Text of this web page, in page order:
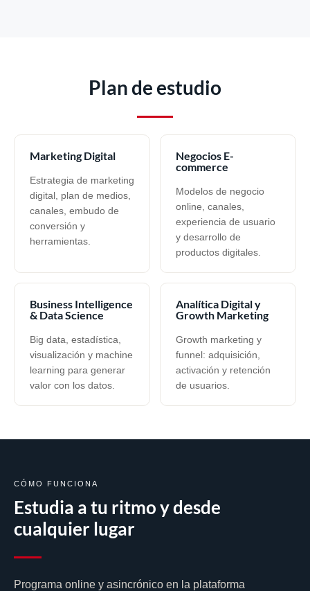
Plan de estudio
Marketing Digital
Estrategia de marketing
digital, plan de medios,
canales, embudo de
conversión y
herramientas.
Negocios E-
commerce
Modelos de negocio
online, canales,
experiencia de usuario
y desarrollo de
productos digitales.
Business Intelligence
& Data Science
Big data, estadística,
visualización y machine
learning para generar
valor con los datos.
Analítica Digital y
Growth Marketing
Growth marketing y
funnel: adquisición,
activación y retención
de usuarios.
CÓMO FUNCIONA
Estudia a tu ritmo y desde
cualquier lugar
Programa online y asincrónico en la plataforma